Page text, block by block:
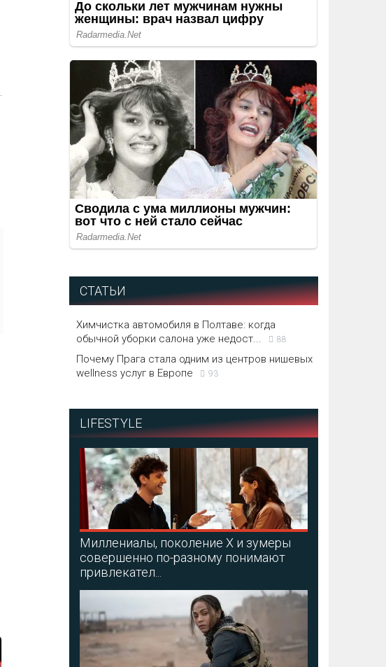
СТАТЬИ
Химчистка автомобиля в Полтаве: когда
обычной уборки салона уже недост...
88
Почему Прага стала одним из центров нишевых
wellness услуг в Европе
93
LIFESTYLE
Миллениалы, поколение X и зумеры
совершенно по-разному понимают
привлекател...